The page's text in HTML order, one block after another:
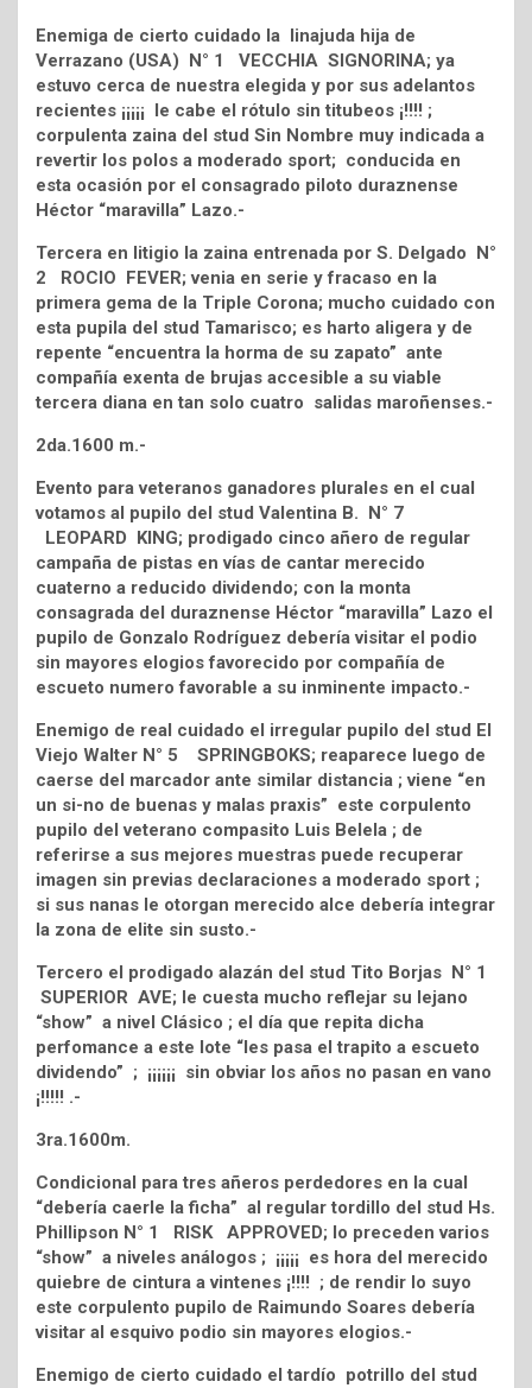
Enemiga de cierto cuidado la linajuda hija de
Verrazano (USA) N° 1 VECCHIA SIGNORINA; ya
estuvo cerca de nuestra elegida y por sus adelantos
recientes ¡¡¡¡¡ le cabe el rótulo sin titubeos ¡!!!! ;
corpulenta zaina del stud Sin Nombre muy indicada a
revertir los polos a moderado sport; conducida en
esta ocasión por el consagrado piloto duraznense
Héctor “maravilla” Lazo.-
Tercera en litigio la zaina entrenada por S. Delgado N°
2 ROCIO FEVER; venia en serie y fracaso en la
primera gema de la Triple Corona; mucho cuidado con
esta pupila del stud Tamarisco; es harto aligera y de
repente “encuentra la horma de su zapato” ante
compañía exenta de brujas accesible a su viable
tercera diana en tan solo cuatro salidas maroñenses.-
2da.1600 m.-
Evento para veteranos ganadores plurales en el cual
votamos al pupilo del stud Valentina B. N° 7
LEOPARD KING; prodigado cinco añero de regular
campaña de pistas en vías de cantar merecido
cuaterno a reducido dividendo; con la monta
consagrada del duraznense Héctor “maravilla” Lazo el
pupilo de Gonzalo Rodríguez debería visitar el podio
sin mayores elogios favorecido por compañía de
escueto numero favorable a su inminente impacto.-
Enemigo de real cuidado el irregular pupilo del stud El
Viejo Walter N° 5 SPRINGBOKS; reaparece luego de
caerse del marcador ante similar distancia ; viene “en
un si-no de buenas y malas praxis” este corpulento
pupilo del veterano compasito Luis Belela ; de
referirse a sus mejores muestras puede recuperar
imagen sin previas declaraciones a moderado sport ;
si sus nanas le otorgan merecido alce debería integrar
la zona de elite sin susto.-
Tercero el prodigado alazán del stud Tito Borjas N° 1
SUPERIOR AVE; le cuesta mucho reflejar su lejano
“show” a nivel Clásico ; el día que repita dicha
perfomance a este lote “les pasa el trapito a escueto
dividendo” ; ¡¡¡¡¡¡ sin obviar los años no pasan en vano
¡!!!!! .-
3ra.1600m.
Condicional para tres añeros perdedores en la cual
“debería caerle la ficha” al regular tordillo del stud Hs.
Phillipson N° 1 RISK APPROVED; lo preceden varios
“show” a niveles análogos ; ¡¡¡¡¡ es hora del merecido
quiebre de cintura a vintenes ¡!!!! ; de rendir lo suyo
este corpulento pupilo de Raimundo Soares debería
visitar al esquivo podio sin mayores elogios.-
Enemigo de cierto cuidado el tardío potrillo del stud